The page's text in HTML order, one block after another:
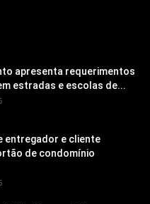
apresenta requerimentos
estradas e escolas de...
entregador e cliente
de condomínio